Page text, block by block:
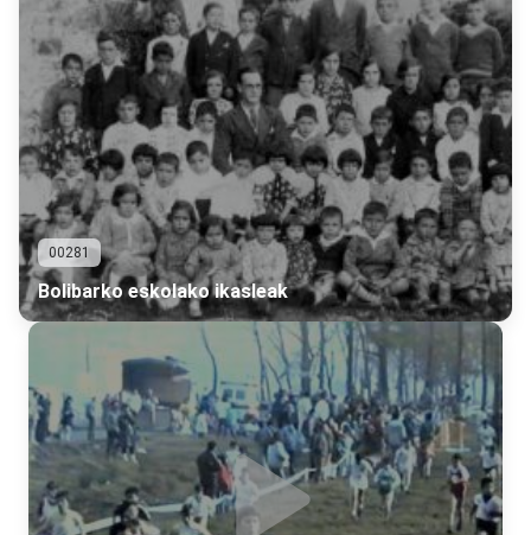
00281
Bolibarko eskolako ikasleak